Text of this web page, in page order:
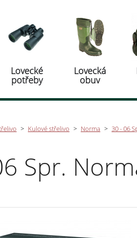
Lovecké
potřeby
Lovecká
obuv
> Kulové střelivo > Norma > 30 - 06
Spr.